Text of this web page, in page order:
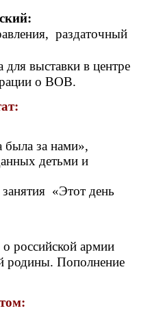
раздаточный
для выставки в центре
о ВОВ.
была за нами»,
детьми и
«Этот день
российской армии
родины. Пополнение